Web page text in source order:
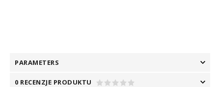
PARAMETERS
0 RECENZJE PRODUKTU